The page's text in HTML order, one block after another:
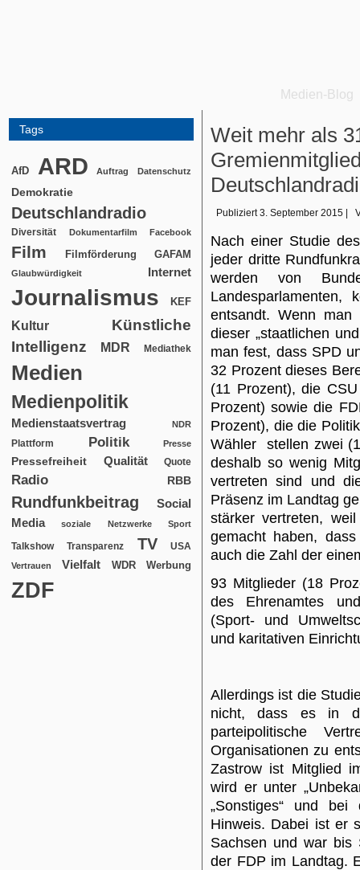
Medien-Blog
Tags
AfD ARD Auftrag Datenschutz
Demokratie
Deutschlandradio
Diversität Dokumentarfilm Facebook
Film Filmförderung GAFAM
Glaubwürdigkeit Internet
Journalismus KEF
Kultur
Künstliche
Intelligenz
MDR Mediathek
Medien
Medienpolitik
Medienstaatsvertrag NDR
Plattform Politik Presse
Pressefreiheit Qualität Quote
Radio RBB
Rundfunkbeitrag
Social
Media
soziale Netzwerke Sport
Talkshow Transparenz TV USA
Vertrauen Vielfalt WDR Werbung
ZDF
Weit mehr als
Publiziert 3. September 2015
Nach einer Studie
jeder dritte
werden von
Landesparlamenten,
entsandt. Wenn man
dieser „staatlichen
man fest, dass SPD
32 Prozent dieses
(11 Prozent), die
Prozent) sowie die
Prozent), die die
Wähler stellen zwei
deshalb so wenig
vertreten sind und
Präsenz im Landtag
stärker vertreten,
gemacht haben,
auch die Zahl der
93 Mitglieder (18
des Ehrenamtes
(Sport- und
und karitativen
Allerdings ist die
nicht, dass es in
parteipolitische
Organisationen zu
Zastrow ist Mitglied
wird er unter
„Sonstiges“ und
Hinweis. Dabei ist er
Sachsen und war bis
der FDP im Landtag.